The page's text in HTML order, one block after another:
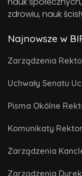
zdrowiu, nauk
Najnowsze w
Zarządzenia
Uchwały Senatu
Pisma Okólne
Komunikaty
Zarządzenia
Zarządzenia